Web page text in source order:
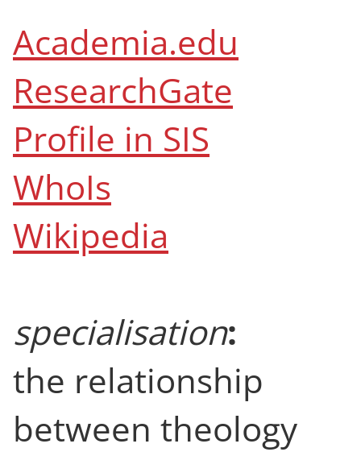
Academia.edu
ResearchGate
Profile in SIS
WhoIs
Wikipedia
specialisation:
the relationship
between theology